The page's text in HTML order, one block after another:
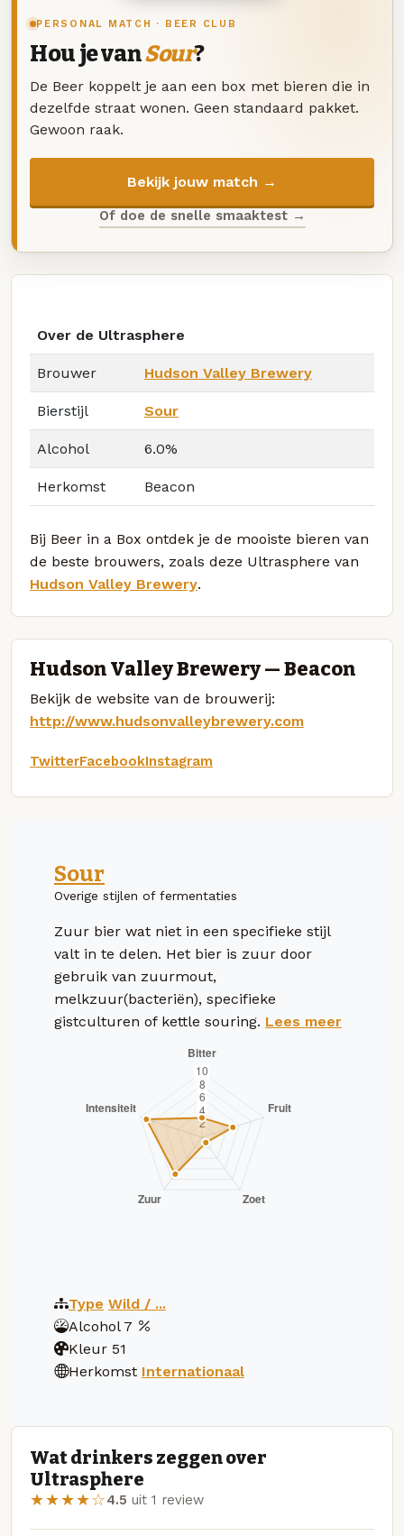
PERSONAL MATCH · BEER CLUB
Hou je vanSour?
De Beer koppelt je aan een box met bieren die in
dezelfde straat wonen. Geen standaard pakket.
Gewoon raak.
Bekijk jouw match →
Of doe de snelle smaaktest →
Over de Ultrasphere
Brouwer Hudson Valley Brewery
Bierstijl Sour
Alcohol 6.0%
Herkomst Beacon
Bij Beer in a Box ontdek je de mooiste bieren van
de beste brouwers, zoals deze Ultrasphere van
Hudson Valley Brewery.
Hudson Valley Brewery — Beacon
Bekijk de website van de brouwerij:
http://www.hudsonvalleybrewery.com
TwitterFacebookInstagram
Sour
Overige stijlen of fermentaties
Zuur bier wat niet in een specifieke stijl
valt in te delen. Het bier is zuur door
gebruik van zuurmout,
melkzuur(bacteriën), specifieke
gistculturen of kettle souring. Lees meer
Type Wild / ...
Alcohol 7
Kleur 51
Herkomst Internationaal
Wat drinkers zeggen over
Ultrasphere
★★★★☆4.5 uit 1 review